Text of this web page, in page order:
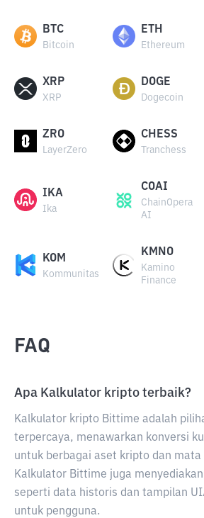
BTC
Bitcoin
ETH
Ethereum
XRP
XRP
DOGE
Dogecoin
ZRO
LayerZero
CHESS
Tranchess
IKA
Ika
COAI
ChainOpera
AI
KOM
Kommunitas
KMNO
Kamino
Finance
FAQ
Apa Kalkulator kripto terbaik?
Kalkulator kripto Bittime adalah
terpercaya, menawarkan konversi
untuk berbagai aset kripto dan mata
Kalkulator Bittime juga
seperti data historis dan tampilan
untuk pengguna.